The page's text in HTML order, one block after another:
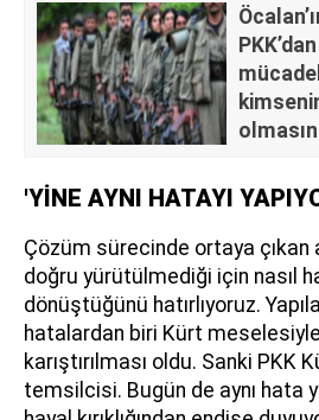
olmasın
'YİNE AYNI HATAYI
Çözüm sürecinde ortaya çıkan
doğru yürütülmediği için nasıl
dönüştüğünü hatırlıyoruz.
hatalardan biri Kürt
karıştırılması oldu. Sanki PKK
temsilcisi. Bugün de aynı hata